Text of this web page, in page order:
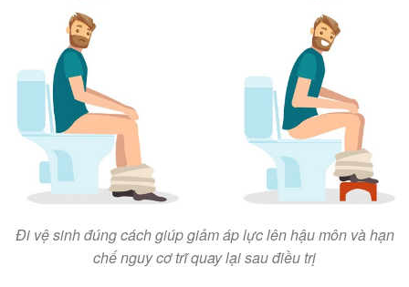
Đi vệ sinh đúng cách giúp giảm áp lực lên hậu môn và hạn
chế nguy cơ trĩ quay lại sau điều trị